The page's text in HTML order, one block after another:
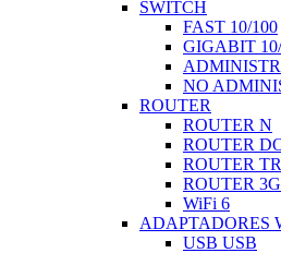
SWITCH
FAST 10/100
GIGABIT
NO
ROUTER
ROUTER N
ROUTER
ROUTER
ROUTER
WiFi 6
ADAPTADORES
USB USB